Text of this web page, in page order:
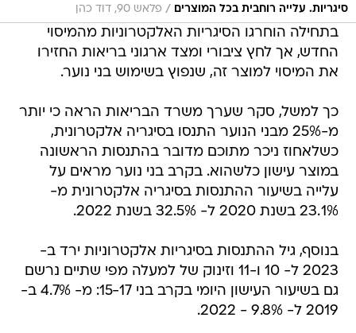
סיגריות. עלייה רוחבית בכל המוצרים / פלאש 90, דוד כהן
בתחילה הוחרגו הסיגריות האלקטרוניות מהמיסוי
החדש, אך לחץ ציבורי ומצד ארגוני בריאות החזירו
את המיסוי למוצר זה, שנפוץ בשימוש בני נוער.
כך למשל, סקר שערך משרד הבריאות הראה כי יותר
מ-25% מבני הנוער התנסו בסיגריה אלקטרונית,
כשלאחוז ניכר מתוכם מדובר בהתנסות הראשונה
במוצר עישון כלשהוא. בקרב בני נוער מראים על
עלייה בשיעור ההתנסות בסיגריה אלקטרונית מ-
23.1% בשנת 2020 ל- 32.5% בשנת 2022.
בנוסף, גיל ההתנסות בסיגריות אלקטרוניות ירד ב-
2023 ל- 10 ו-11 וזינוק של למעלה מפי שתיים נרשם
גם בשיעור העישון היומי בקרב בני 15-17: מ- 4.7% ב-
2019 ל- 9.8% - 2022.